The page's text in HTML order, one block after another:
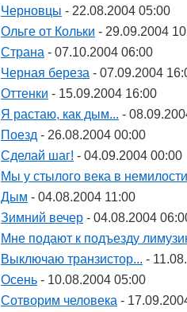
Черновцы - 22.08.2004 05:00
Ольгe oт Кольки - 29.09.2004
Страна - 07.10.2004 06:00
Черная береза - 07.09.2004
Оттенки - 15.09.2004 16:00
Я растаю, как дым... -
Поезд - 26.08.2004 00:00
Сделай шаг! - 04.09.2004 00:00
Мы у стылого века в
Дым - 04.08.2004 11:00
Зимний вечер - 04.08.2004
Мне подают к подъезду
Выключаю транзистор... -
Осень - 10.08.2004 05:00
Сотворим человека -